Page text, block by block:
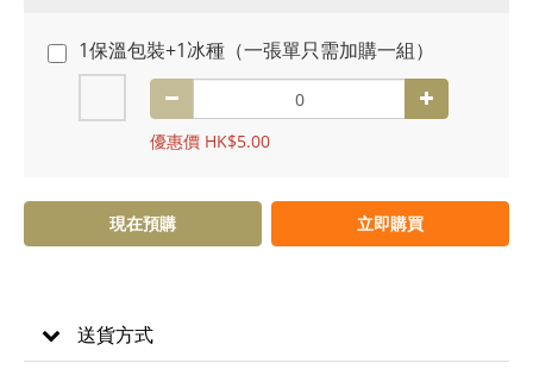
1保溫包裝+1冰種（一張單只需加購一組）
優惠價 HK$5.00
現在預購 立即購買
送貨方式